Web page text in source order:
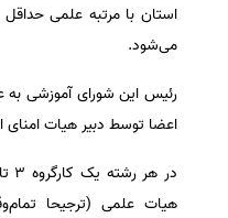
استان با مرتبه علمی
می‌شود.
رئیس این شورای آموزشی به
اعضا توسط دبیر هیات
هیات علمی (ترجیحا